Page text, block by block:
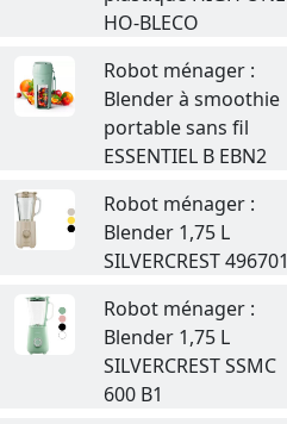
HO-BLECO
Robot ménager :
Blender à smoothie
portable sans fil
ESSENTIEL B EBN2
Robot ménager :
Blender 1,75 L
SILVERCREST 496701
Robot ménager :
Blender 1,75 L
SILVERCREST SSMC
600 B1